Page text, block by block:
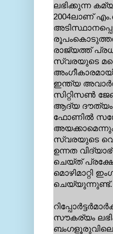
ലഭിക്കുന്ന
2004ലാണ്
രാജ്യത്ത്
സ്വരയുടെ
ഇന്ത്യ അവാര്‍ഡ്
സിറ്റിസണ്‍
ആദ്യ
ഫോണില്‍
സ്വരയുടെ
ഉന്നത
ചെയ്ത്
മൊഴിമാറ്റി
ചെയ്യുന്നുണ്ട്.
സൗകര്യം